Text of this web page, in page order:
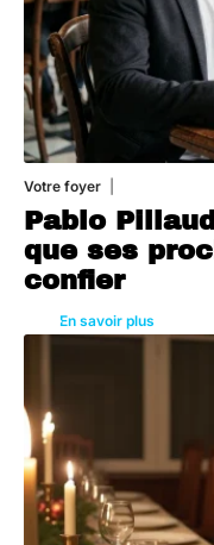
Votre foyer
Pablo
que ses
confier
En savoir plus